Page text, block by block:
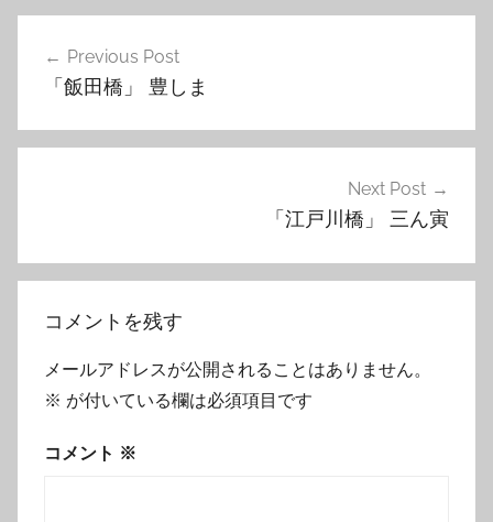
ビ
シ
Previous Post
「飯田橋」 豊しま
Next Post
「江戸川橋」 三ん寅
コメントを残す
メールアドレスが公開されることはありません。
※ が付いている欄は必須項目です
コメント ※